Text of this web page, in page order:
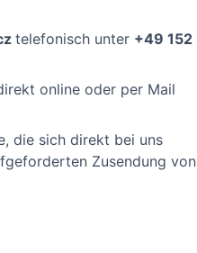
telefonisch unter +49 152
online oder per Mail
die sich direkt bei uns
Zusendung von